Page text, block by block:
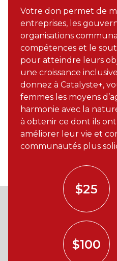
Votre don permet de
entreprises, les
organisations
compétences et le
pour atteindre leurs
une croissance
donnez à Catalyste+,
femmes les moyens
harmonie avec la
à obtenir ce dont ils
améliorer leur vie et
communautés plus
$25
$100